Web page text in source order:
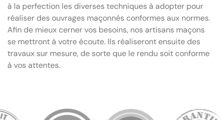
à la perfection les diverses techniques à adopter pour
réaliser des ouvrages maçonnés conformes aux normes.
Afin de mieux cerner vos besoins, nos artisans maçons
se mettront à votre écoute. Ils réaliseront ensuite des
travaux sur mesure, de sorte que le rendu soit conforme
à vos attentes.